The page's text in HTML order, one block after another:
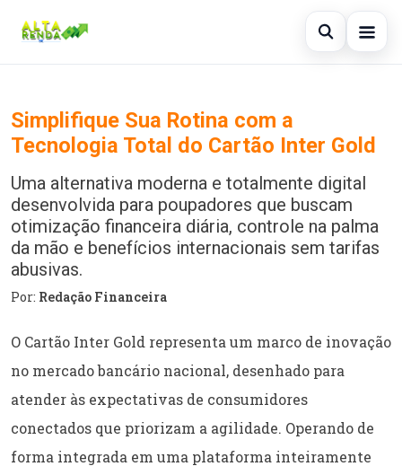
Abrir
Cartão de Crédito
Consignado
Conta Digital
Empréstimo
Finanças
Imóvel
Legal
Buscar no site
Buscar por:
Pressione Enter para buscar ou ESC para fechar.
Simplifique Sua Rotina com a
Tecnologia Total do Cartão Inter Gold
Uma alternativa moderna e totalmente digital
desenvolvida para poupadores que buscam
otimização financeira diária, controle na palma
da mão e benefícios internacionais sem tarifas
abusivas.
Por: Redação Financeira
O Cartão Inter Gold representa um marco de inovação
no mercado bancário nacional, desenhado para
atender às expectativas de consumidores
conectados que priorizam a agilidade. Operando de
forma integrada em uma plataforma inteiramente